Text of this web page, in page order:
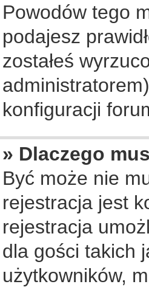
Powodów tego
podajesz
zostałeś
konfiguracji
» Dlaczego
Być może nie
rejestracja jest
rejestracja
dla gości takich
użytkowników,